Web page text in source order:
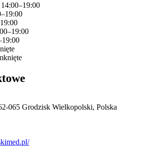
065 Grodzisk Wielkopolski, Polska